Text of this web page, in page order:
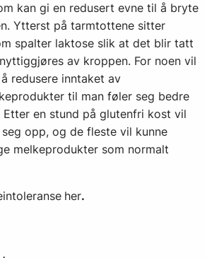
kan gi en redusert evne til å bryte
Ytterst på tarmtottene sitter
spalter laktose slik at det blir tatt
av kroppen. For noen vil
redusere inntaket av
til man føler seg bedre
en stund på glutenfri kost vil
opp, og de fleste vil kunne
melkeprodukter som normalt
her.